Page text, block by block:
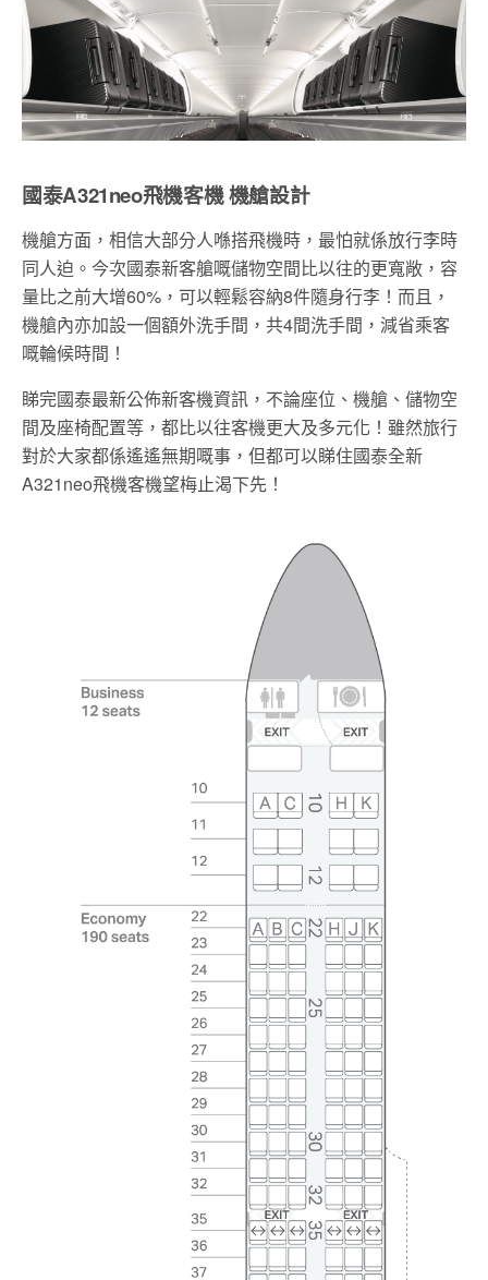
國泰A321neo飛機客機 機艙設計
機艙方面，相信大部分人喺搭飛機時，最怕就係放行李時
同人迫。今次國泰新客艙嘅儲物空間比以往的更寬敞，容
量比之前大增60%，可以輕鬆容納8件隨身行李！而且，
機艙內亦加設一個額外洗手間，共4間洗手間，減省乘客
嘅輪候時間！
睇完國泰最新公佈新客機資訊，不論座位、機艙、儲物空
間及座椅配置等，都比以往客機更大及多元化！雖然旅行
對於大家都係遙遙無期嘅事，但都可以睇住國泰全新
A321neo飛機客機望梅止渴下先！